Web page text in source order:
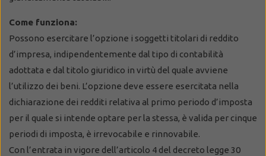
Come funziona:
Possono esercitare l’opzione i soggetti titolari di reddito
d’impresa, indipendentemente dal tipo di contabilità
adottata e dal titolo giuridico in virtù del quale avviene
l’utilizzo dei beni. L’opzione deve essere esercitata nella
dichiarazione dei redditi relativa al primo periodo d’imposta
per il quale si intende optare per la stessa, è valida per cinque
periodi di imposta, è irrevocabile e rinnovabile.
Con l’entrata in vigore dell’articolo 4 del decreto legge 30